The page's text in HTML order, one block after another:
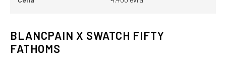
BLANCPAIN X SWATCH FIFTY
FATHOMS